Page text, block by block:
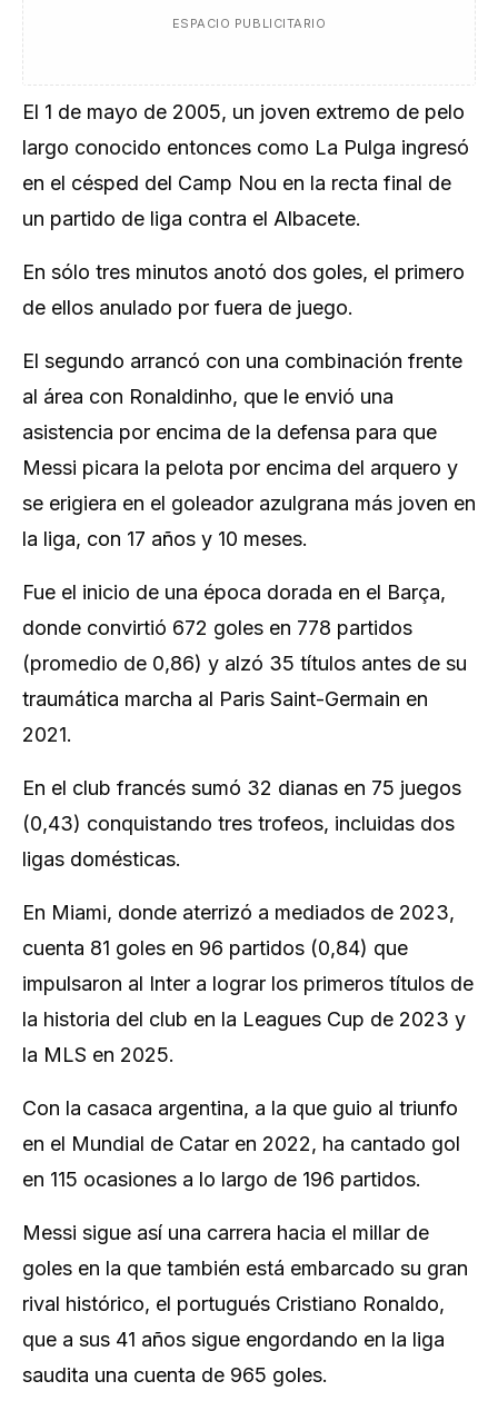
ESPACIO PUBLICITARIO
El 1 de mayo de 2005, un joven extremo de pelo
largo conocido entonces como La Pulga ingresó
en el césped del Camp Nou en la recta final de
un partido de liga contra el Albacete.
En sólo tres minutos anotó dos goles, el primero
de ellos anulado por fuera de juego.
El segundo arrancó con una combinación frente
al área con Ronaldinho, que le envió una
asistencia por encima de la defensa para que
Messi picara la pelota por encima del arquero y
se erigiera en el goleador azulgrana más joven en
la liga, con 17 años y 10 meses.
Fue el inicio de una época dorada en el Barça,
donde convirtió 672 goles en 778 partidos
(promedio de 0,86) y alzó 35 títulos antes de su
traumática marcha al Paris Saint-Germain en
2021.
En el club francés sumó 32 dianas en 75 juegos
(0,43) conquistando tres trofeos, incluidas dos
ligas domésticas.
En Miami, donde aterrizó a mediados de 2023,
cuenta 81 goles en 96 partidos (0,84) que
impulsaron al Inter a lograr los primeros títulos de
la historia del club en la Leagues Cup de 2023 y
la MLS en 2025.
Con la casaca argentina, a la que guio al triunfo
en el Mundial de Catar en 2022, ha cantado gol
en 115 ocasiones a lo largo de 196 partidos.
Messi sigue así una carrera hacia el millar de
goles en la que también está embarcado su gran
rival histórico, el portugués Cristiano Ronaldo,
que a sus 41 años sigue engordando en la liga
saudita una cuenta de 965 goles.